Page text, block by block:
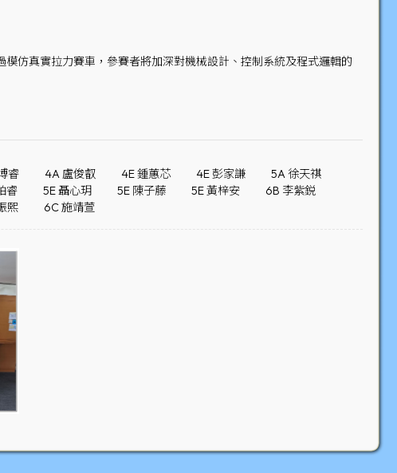
仿真實拉力賽車，參賽者將加深對機械設計、控制系統及程式邏輯的
睿 4A 盧俊叡 4E 鍾蕙芯 4E 彭家謙
5A 徐天祺
睿
5E 聶心玥 5E 陳子藤 5E 黃梓安
6B 李紫鋭
熙
6C 施靖萱